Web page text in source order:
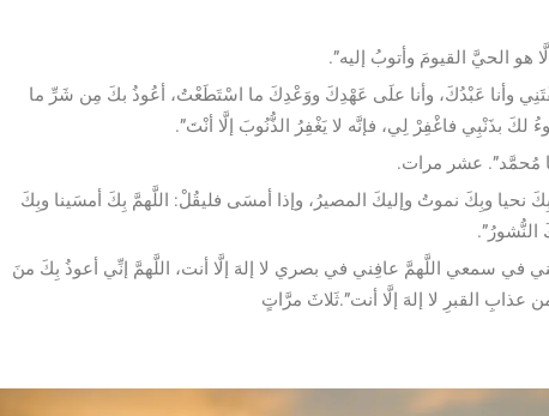
هو الحيَّ القيومَ وأتوبُ إليه”.
وأنا عَبْدُكَ، وأنا علَى عَهْدِكَ ووَعْدِكَ ما اسْتَطَعْتُ، أعُوذُ بكَ مِن شَرِّ ما
بذَنْبِي فاغْفِرْ لِي، فإنَّه لا يَغْفِرُ الذُّنُوبَ إلَّا أنْتَ”.
مُحمَّد”. عشر مرات.
نحيا وبِكَ نموتُ وإليكَ المصيرُ، وإذا أمسَى فليقُلْ: اللَّهمَّ بِكَ أمسَينا وبِكَ
النُّشورُ”.
في سمعي اللَّهمَّ عافِني في بصري لا إلهَ إلَّا أنت، اللَّهمَّ إنِّي أعوذُ بِكَ منَ
عذابِ القبرِ لا إلهَ إلَّا أنت”.ثَلاثَ مرَّاتٍ